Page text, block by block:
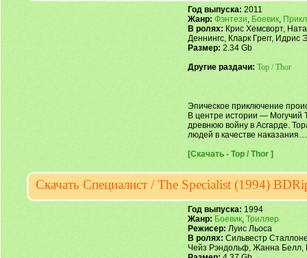
Год выпуска: 2011
Жанр: Фэнтези, Боевик,
В ролях: Крис Хемсворт,
Деннингс, Кларк Грегг,
Размер: 2.34 Gb
Другие раздачи: Тор / Thor
Эпическое приключение
В центре истории — Могучий
древнюю войну в Асгарде.
людей в качестве наказания…
[Скачать - Тор / Thor ]
Скачать Специалист / The Specialist (1994)
Год выпуска: 1994
Жанр: Боевик, Триллер
Режисер: Луис Льоса
В ролях: Сильвестр
Чейз Рэндольф, Жанна